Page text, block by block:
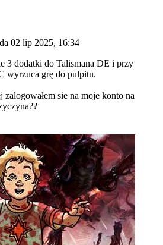
02 lip 2025, 16:34
3 dodatki do Talismana DE i przy
wyrzuca grę do pulpitu.
sie na moje konto na